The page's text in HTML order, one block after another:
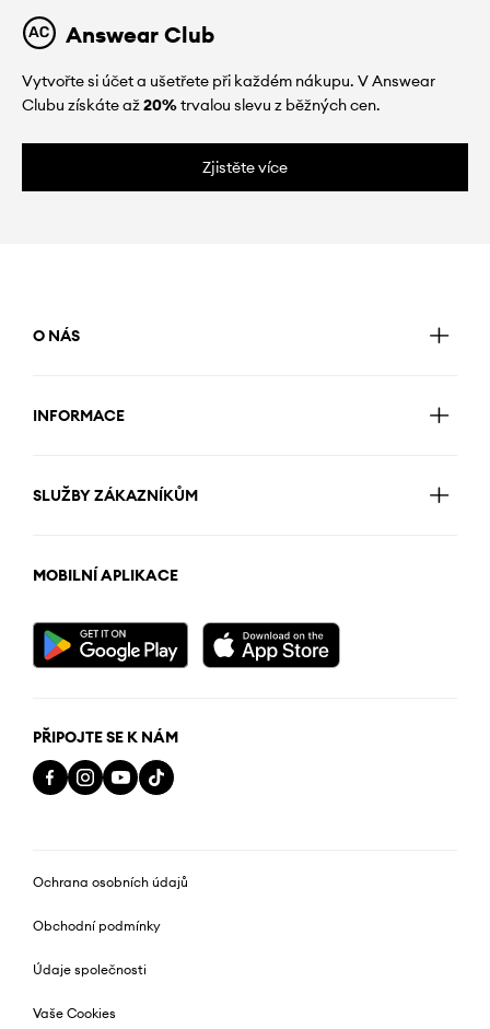
Answear Club
Vytvořte si účet a ušetřete při každém nákupu. V Answear
Clubu získáte až20%trvalou slevu z běžných cen.
Zjistěte více
O NÁS
INFORMACE
SLUŽBY ZÁKAZNÍKŮM
MOBILNÍ APLIKACE
PŘIPOJTE SE K NÁM
Ochrana osobních údajů
Obchodní podmínky
Údaje společnosti
Vaše Cookies